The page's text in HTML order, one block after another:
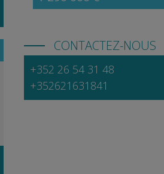
CONTACTEZ-NOUS
+352 26 54 31 48
+352621631841